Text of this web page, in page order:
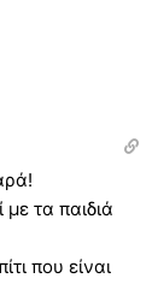
τα παιδιά
που είναι